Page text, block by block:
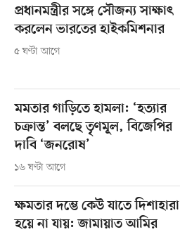
প্রধানমন্ত্রীর সঙ্গে সৌজন্য সাক্ষাৎ
করলেন ভারতের হাইকমিশনার
৫ ঘণ্টা আগে
মমতার গাড়িতে হামলা: ‘হত্যার
চক্রান্ত’ বলছে তৃণমূল, বিজেপির
দাবি ‘জনরোষ’
১৬ ঘণ্টা আগে
ক্ষমতার দম্ভে কেউ যাতে দিশাহারা
হয়ে না যায়: জামায়াত আমির